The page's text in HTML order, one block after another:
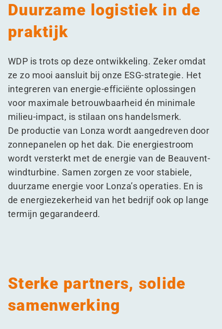
Duurzame logistiek in de
praktijk
WDP is trots op deze ontwikkeling. Zeker omdat
ze zo mooi aansluit bij onze ESG-strategie. Het
integreren van energie-efficiënte oplossingen
voor maximale betrouwbaarheid én minimale
milieu-impact, is stilaan ons handelsmerk.
De productie van Lonza wordt aangedreven door
zonnepanelen op het dak. Die energiestroom
wordt versterkt met de energie van de Beauvent-
windturbine. Samen zorgen ze voor stabiele,
duurzame energie voor Lonza’s operaties. En is
de energiezekerheid van het bedrijf ook op lange
termijn gegarandeerd.
Sterke partners, solide
samenwerking